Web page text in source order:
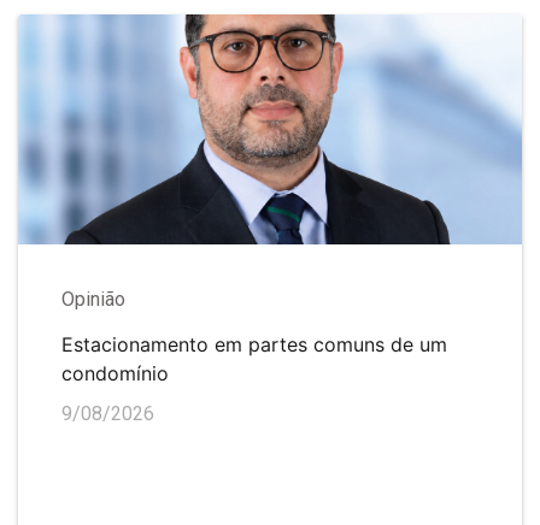
Opinião
Estacionamento em partes comuns de um
condomínio
9/08/2026